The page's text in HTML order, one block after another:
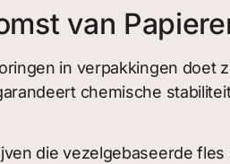
van
in verpakkingen doet
chemische
die vezelgebaseerde